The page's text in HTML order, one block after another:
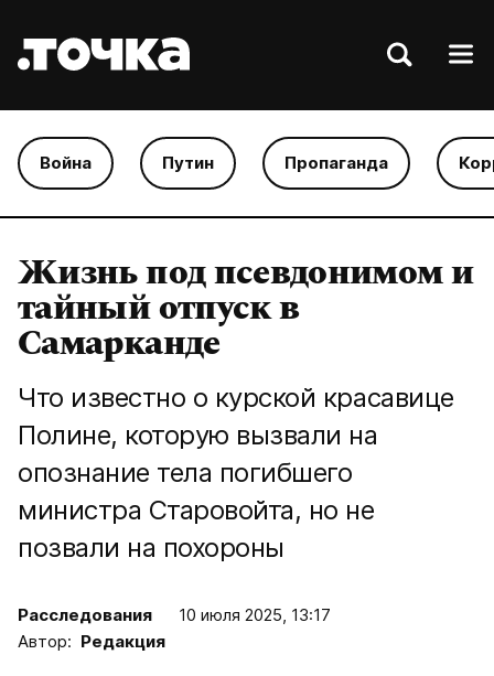
Война Путин Пропаганда
Жизнь под псевдонимом и
тайный отпуск в
Самарканде
Что известно о курской красавице
Полине, которую вызвали на
опознание тела погибшего
министра Старовойта, но не
позвали на похороны
Расследования
10 июля 2025, 13:17
Автор: Редакция